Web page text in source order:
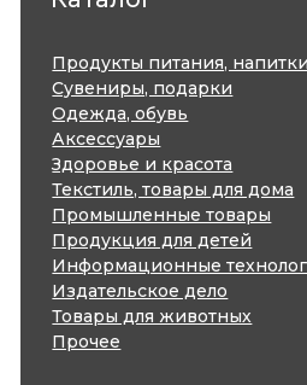
Где получить поддержку
Центр «Бизнес-инкубатор»
Краевое агентство содействия
предпринимательству
Фонд поддержки малого
предпринимательства Хабаровского края
Гарантийный фонд
Хабаровского края
Агентство привлечения инвестиций и
развития инноваций Хабаровского края
Центр поддержки и развития
экспорта Хабаровского края